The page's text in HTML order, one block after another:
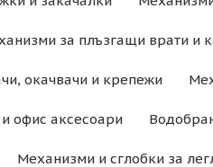
за плъзгащи врати и
окачвачи и крепежи
офис аксесоари
Механизми и сглобки за